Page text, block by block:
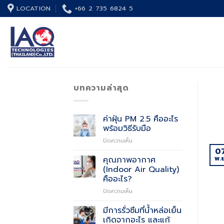
Skip
to
content
LOCATION +66 2 735 6824 5
บทความล่าสุด
ค่าฝุ่น PM 2.5 คืออะไร
พร้อมวิธีรับมือ
ปิดความเห็น
ฝุ่น
PM
2.5
วิธี
รับมือ
คุณภาพอากาศ
(Indoor Air Quality)
คืออะไร?
ปิดความเห็น
อากาศ
(Indoor
มีการรั่วซึมที่น้ำหล่อเย็น
เกิดจากอะไร และแก้
พ.